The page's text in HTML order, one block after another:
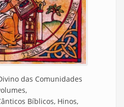
das Comunidades
Bíblicos, Hinos,